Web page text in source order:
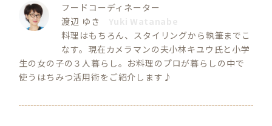
フードコーディネーター
渡辺 ゆき
料理はもちろん、スタイリングから執筆までこ
なす。現在カメラマンの夫小林キユウ氏と小学
生の女の子の３人暮らし。お料理のプロが暮らしの中で
使うはちみつ活用術をご紹介します♪